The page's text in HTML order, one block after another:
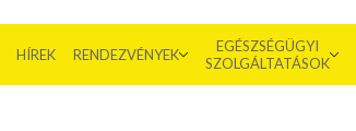
HÍREK RENDEZVÉNYEK
EGÉSZSÉGÜGYI
SZOLGÁLTATÁSOK